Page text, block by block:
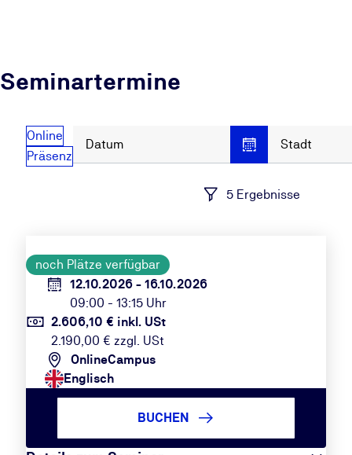
Seminartermine
Online
Präsenz
Datum Stadt
5 Ergebnisse
noch Plätze verfügbar
12.10.2026 - 16.10.2026
09:00 - 13:15 Uhr
2.606,10 € inkl. USt
2.190,00 € zzgl. USt
OnlineCampus
Englisch
BUCHEN